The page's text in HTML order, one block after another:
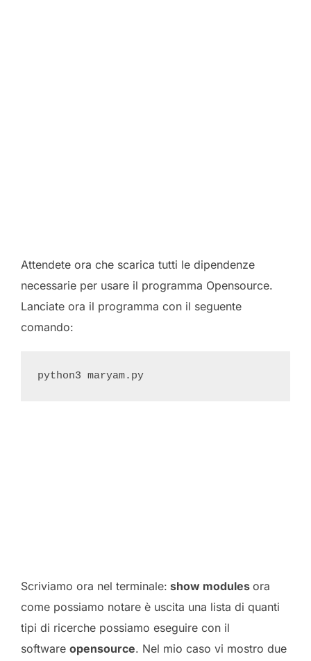
Attendete ora che scarica tutti le dipendenze
necessarie per usare il programma Opensource.
Lanciate ora il programma con il seguente
comando:
python3 maryam.py
Scriviamo ora nel terminale: show modules ora
come possiamo notare è uscita una lista di quanti
tipi di ricerche possiamo eseguire con il
software opensource. Nel mio caso vi mostro due